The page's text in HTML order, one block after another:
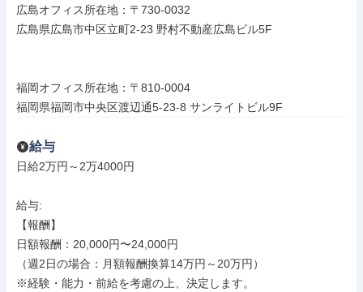
広島オフィス所在地：〒730-0032
広島県広島市中区立町2-23 野村不動産広島ビル5F
福岡オフィス所在地：〒810-0004
福岡県福岡市中央区渡辺通5-23-8 サンライトビル9F
給与
日給2万円～2万4000円
給与:
【報酬】
日額報酬：20,000円〜24,000円
（週2日の場合：月額報酬換算14万円～20万円）
※経験・能力・前給を考慮の上、決定します。